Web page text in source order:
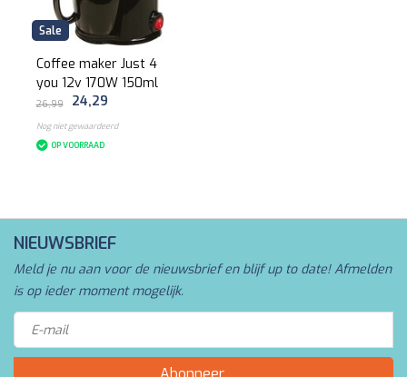
Sale
Coffee maker Just 4
you 12v 170W 150ml
26,99 24,29
Nog niet gewaardeerd
OP VOORRAAD
NIEUWSBRIEF
Meld je nu aan voor de nieuwsbrief en blijf up to date! Afmelden
is op ieder moment mogelijk.